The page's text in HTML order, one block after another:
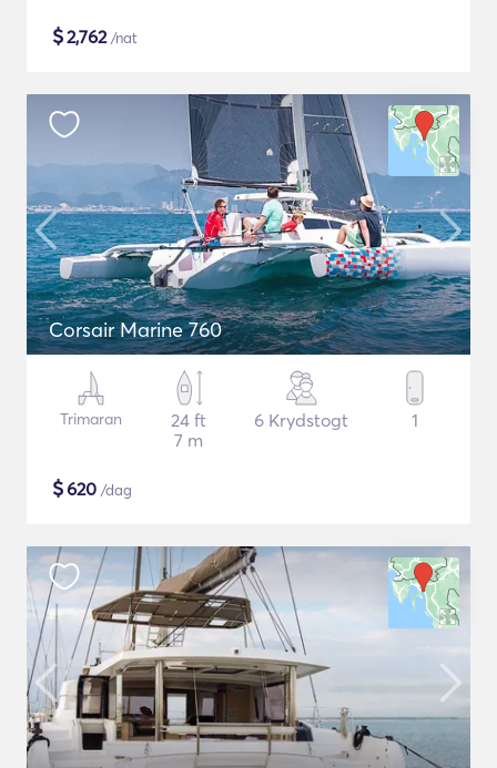
$2,762/nat
Corsair Marine 760
Trimaran
24 ft
7 m
6 Krydstogt 1
$620 /dag